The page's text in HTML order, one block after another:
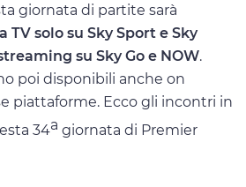
giornata di partite sarà
TV solo su Sky Sport e Sky
su Sky Go e NOW.
poi disponibili anche on
piattaforme. Ecco gli incontri in
34a giornata di Premier